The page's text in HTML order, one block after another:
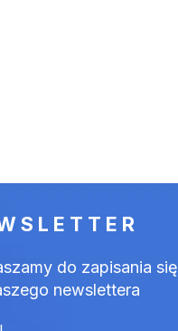
do zapisania się
newslettera